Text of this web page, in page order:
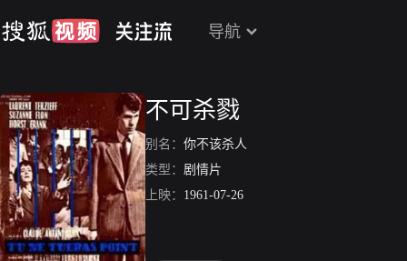
导航
不可杀戮
别名： 你不该杀人
类型： 剧情片
上映： 1961-07-26